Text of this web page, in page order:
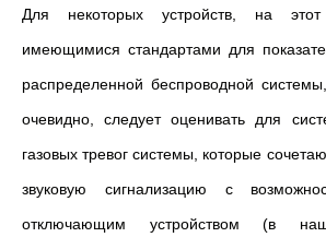
Для некоторых устройств, на
имеющимися стандартами для
распределенной беспроводной
очевидно, следует оценивать для
газовых тревог системы, которые
звуковую сигнализацию с
отключающим устройством (в